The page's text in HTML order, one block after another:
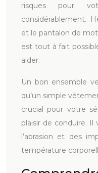
risques pour
considérablement.
et le pantalon de
est tout à fait
aider.
Un bon ensemble
qu’un simple
crucial pour votre
plaisir de conduire.
l’abrasion et des
température